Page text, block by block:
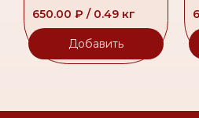
апельсиновой
начинкой и нежным
сливочным кремом.
Компактный размер
идеален для
650.00 ₽ / 0.49 кг
Добавить